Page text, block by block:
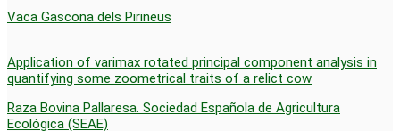
Vaca Gascona dels Pirineus
Application of varimax rotated principal component analysis in
quantifying some zoometrical traits of a relict cow
Raza Bovina Pallaresa. Sociedad Española de Agricultura
Ecológica (SEAE)